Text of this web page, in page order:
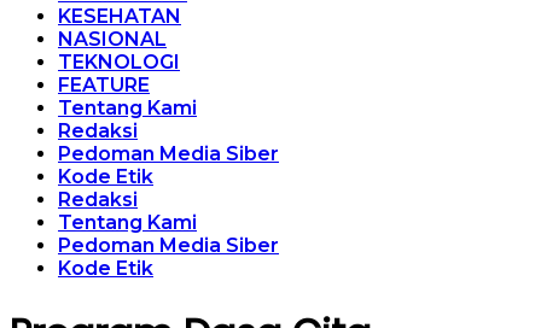
KESEHATAN
NASIONAL
TEKNOLOGI
FEATURE
Tentang Kami
Redaksi
Pedoman Media Siber
Kode Etik
Redaksi
Tentang Kami
Pedoman Media Siber
Kode Etik